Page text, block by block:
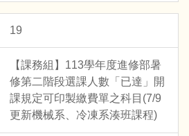
19
【課務組】113學年度進修部暑
修第二階段選課人數「已達」開
課規定可印製繳費單之科目(7/9
更新機械系、冷凍系湊班課程)